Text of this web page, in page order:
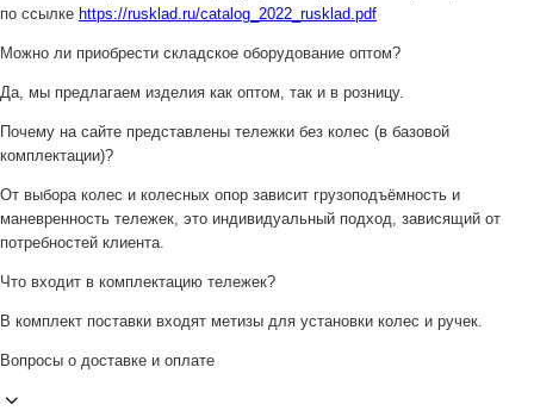
по ссылке https://rusklad.ru/catalog_2022_rusklad.pdf
Можно ли приобрести складское оборудование оптом?
Да, мы предлагаем изделия как оптом, так и в розницу.
Почему на сайте представлены тележки без колес (в базовой
комплектации)?
От выбора колес и колесных опор зависит грузоподъёмность и
маневренность тележек, это индивидуальный подход, зависящий от
потребностей клиента.
Что входит в комплектацию тележек?
В комплект поставки входят метизы для установки колес и ручек.
Вопросы о доставке и оплате